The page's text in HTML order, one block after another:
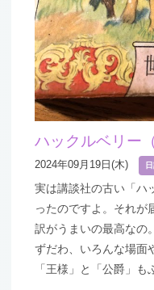
ハックルベリー
2024年09月19日(木)
実は講談社の古い「ハ
ったのですよ。それが
訳がうまいの最高なの
ずだわ、いろんな場面
「王様」と「公爵」も